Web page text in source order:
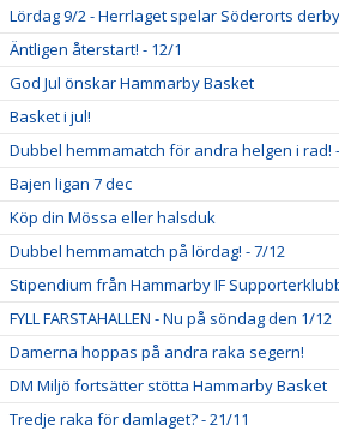
Lördag 9/2 - Herrlaget spelar Söderorts derby
Äntligen återstart! - 12/1
God Jul önskar Hammarby Basket
Basket i jul!
Dubbel hemmamatch för andra helgen i rad!
Bajen ligan 7 dec
Köp din Mössa eller halsduk
Dubbel hemmamatch på lördag! - 7/12
Stipendium från Hammarby IF
FYLL FARSTAHALLEN - Nu på söndag den 1/12
Damerna hoppas på andra raka segern!
DM Miljö fortsätter stötta Hammarby Basket
Tredje raka för damlaget? - 21/11